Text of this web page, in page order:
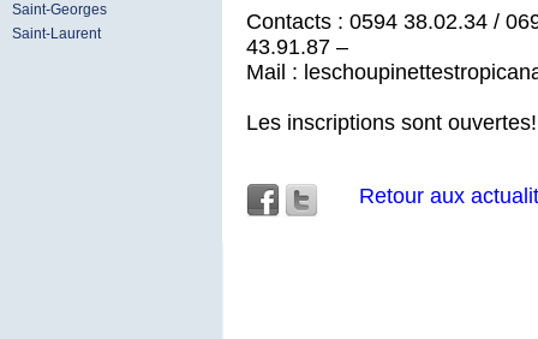
Saint-Georges
Saint-Laurent
Contacts : 0594 38.02.34 /
43.91.87 –
Mail :
Les inscriptions sont
Retour aux